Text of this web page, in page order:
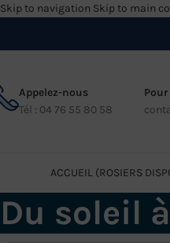
Skip to navigation Skip to main
Appelez-nous
Tél : 04 76 55 80 58
ACCUEIL (ROSIERS
Du soleil